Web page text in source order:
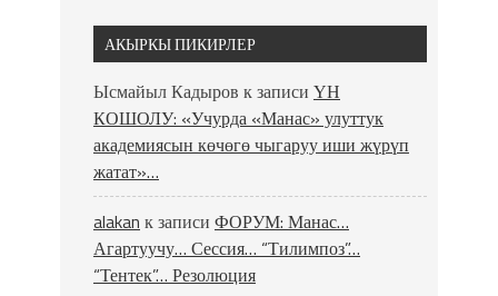
АКЫРКЫ ПИКИРЛЕР
Ысмайыл Кадыров к записи ҮН
КОШОЛУ: «Учурда «Манас» улуттук
академиясын көчөгө чыгаруу иши жүрүп
жатат»…
alakan к записи ФОРУМ: Манас…
Агартуучу… Сессия… “Тилимпоз”…
“Тентек”… Резолюция